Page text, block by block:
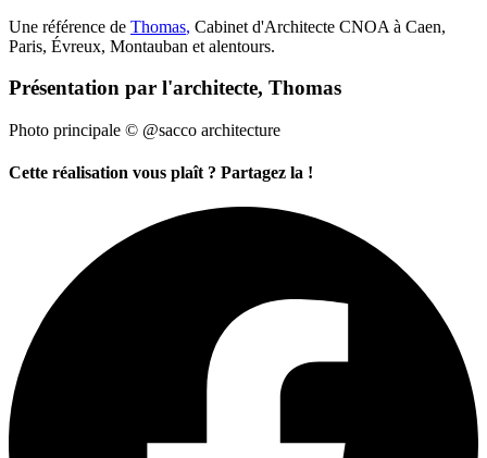
Une référence de Thomas, Cabinet d'Architecte CNOA à Caen,
Paris, Évreux, Montauban et alentours.
Présentation par l'architecte, Thomas
Photo principale © @sacco architecture
Cette réalisation vous plaît ? Partagez la !